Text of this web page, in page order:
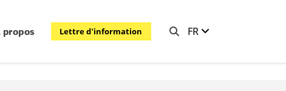
propos Lettre d'information FR